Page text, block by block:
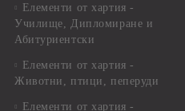
Елементи от хартия -
Училище, Дипломиране и
Абитуриентски
Елементи от хартия -
Животни, птици, пеперуди
Елементи от хартия -